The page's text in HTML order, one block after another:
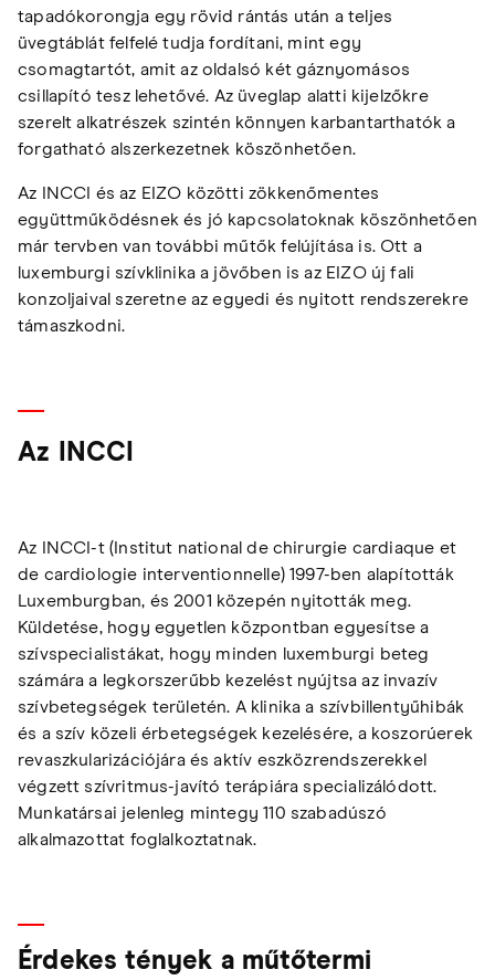
tapadókorongja egy rövid rántás után a teljes
üvegtáblát felfelé tudja fordítani, mint egy
csomagtartót, amit az oldalsó két gáznyomásos
csillapító tesz lehetővé. Az üveglap alatti kijelzőkre
szerelt alkatrészek szintén könnyen karbantarthatók a
forgatható alszerkezetnek köszönhetően.
Az INCCI és az EIZO közötti zökkenőmentes
együttműködésnek és jó kapcsolatoknak köszönhetően
már tervben van további műtők felújítása is. Ott a
luxemburgi szívklinika a jövőben is az EIZO új fali
konzoljaival szeretne az egyedi és nyitott rendszerekre
támaszkodni.
Az INCCI
Az INCCI-t (Institut national de chirurgie cardiaque et
de cardiologie interventionnelle) 1997-ben alapították
Luxemburgban, és 2001 közepén nyitották meg.
Küldetése, hogy egyetlen központban egyesítse a
szívspecialistákat, hogy minden luxemburgi beteg
számára a legkorszerűbb kezelést nyújtsa az invazív
szívbetegségek területén. A klinika a szívbillentyűhibák
és a szív közeli érbetegségek kezelésére, a koszorúerek
revaszkularizációjára és aktív eszközrendszerekkel
végzett szívritmus-javító terápiára specializálódott.
Munkatársai jelenleg mintegy 110 szabadúszó
alkalmazottat foglalkoztatnak.
Érdekes tények a műtőtermi